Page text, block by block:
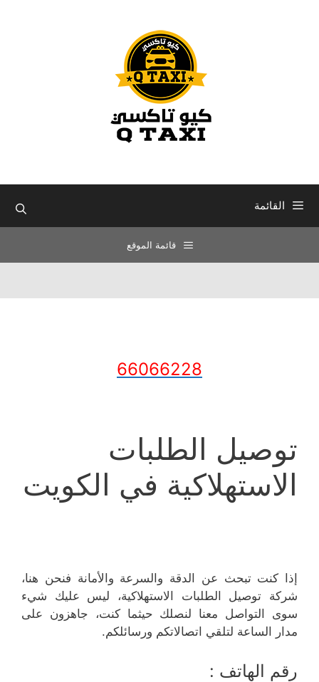
القائمة
قائمة الموقع
66066228
توصيل الطلبات
الاستهلاكية في الكويت
إذا كنت تبحث عن الدقة والسرعة والأمانة فنحن هنا،
شركة توصيل الطلبات الاستهلاكية، ليس عليك شيء
سوى التواصل معنا لنصلك حيثما كنت، جاهزون على
مدار الساعة لتلقي اتصالاتكم ورسائلكم.
رقم الهاتف :